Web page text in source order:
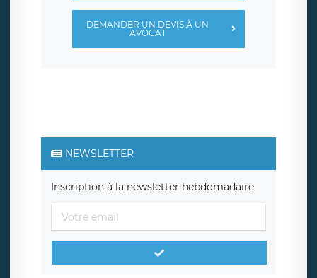
DEMANDER UN DEVIS À UN
AVOCAT
NEWSLETTER
Inscription à la newsletter hebdomadaire